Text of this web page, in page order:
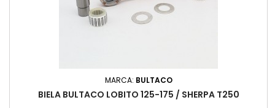
MARCA: BULTACO
BIELA BULTACO LOBITO 125-175 / SHERPA T250